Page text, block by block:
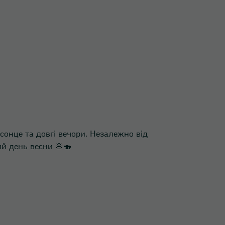
та довгі вечори. Незалежно від
день весни 🌸🍣